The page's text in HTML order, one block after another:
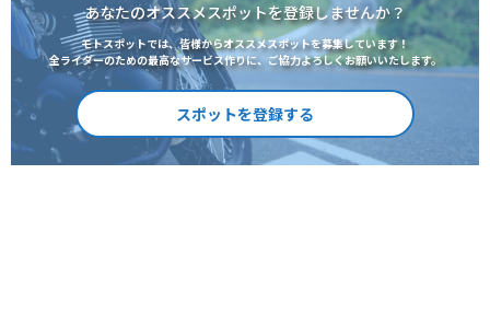
あなたのオススメスポットを登録しませんか？
モトスポットでは、皆様からオススメスポットを募集しています！
全ライダーのための最高なサービス作りに、ご協力よろしくお願いいたします。
スポットを登録する